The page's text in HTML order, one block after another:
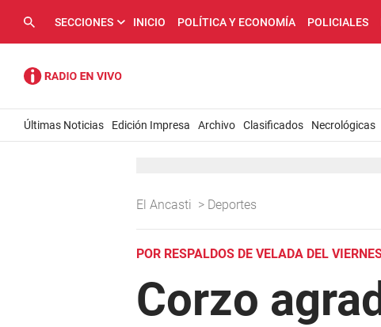
SECCIONES INICIO POLÍTICA Y ECONOMÍA POLICIALES
Últimas Noticias Edición Impresa Archivo Clasificados Necrológicas
El Ancasti > Deportes
POR RESPALDOS DE VELADA DEL
Corzo